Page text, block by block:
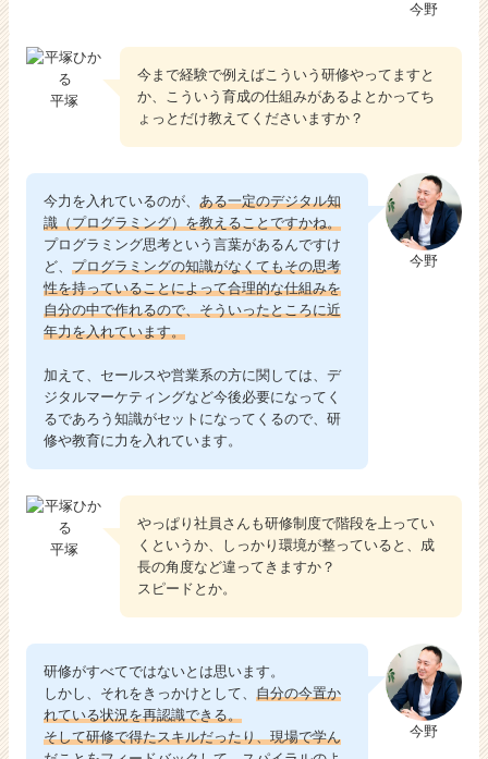
今野
平塚
今まで経験で例えばこういう研修やってますと
か、こういう育成の仕組みがあるよとかってち
ょっとだけ教えてくださいますか？
今野
今力を入れているのが、 ある一定のデジタル知
識（プログラミング）を教えることですかね。
プログラミング思考という言葉があるんですけ
ど、 プログラミングの知識がなくてもその思考
性を持っていることによって合理的な仕組みを
自分の中で作れるので、そういったところに近
年力を入れています。
加えて、セールスや営業系の方に関しては、デ
ジタルマーケティングなど今後必要になってく
るであろう知識がセットになってくるので、研
修や教育に力を入れています。
平塚
やっぱり社員さんも研修制度で階段を上ってい
くというか、しっかり環境が整っていると、成
長の角度など違ってきますか？
スピードとか。
今野
研修がすべてではないとは思います。
しかし、それをきっかけとして、 自分の今置か
れている状況を再認識できる。
そして研修で得たスキルだったり、現場で学ん